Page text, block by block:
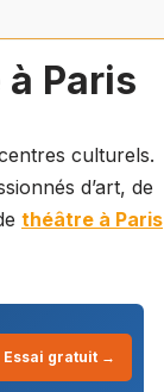
Paris
culturels.
d’art, de
théâtre à Paris
Essai gratuit →